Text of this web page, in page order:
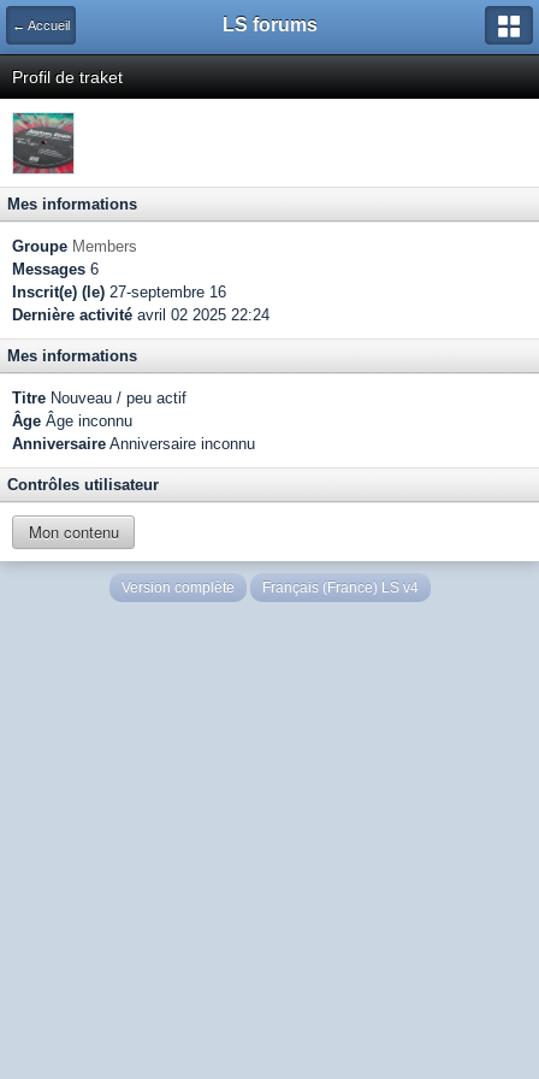
← Accueil LS forums
Profil de traket
Mes informations
Groupe Members
Messages 6
Inscrit(e) (le) 27-septembre 16
Dernière activité avril 02 2025 22:24
Mes informations
Titre Nouveau / peu actif
Âge Âge inconnu
Anniversaire Anniversaire inconnu
Contrôles utilisateur
Mon contenu
Version complète Français (France) LS v4